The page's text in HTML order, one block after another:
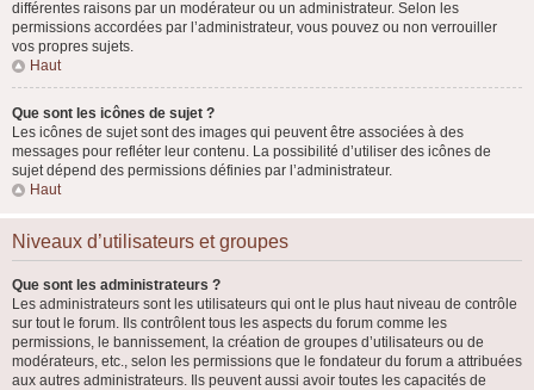
différentes raisons par un modérateur ou un administrateur. Selon les
permissions accordées par l’administrateur, vous pouvez ou non verrouiller
vos propres sujets.
Haut
Que sont les icônes de sujet ?
Les icônes de sujet sont des images qui peuvent être associées à des
messages pour refléter leur contenu. La possibilité d’utiliser des icônes de
sujet dépend des permissions définies par l’administrateur.
Haut
Niveaux d’utilisateurs et groupes
Que sont les administrateurs ?
Les administrateurs sont les utilisateurs qui ont le plus haut niveau de contrôle
sur tout le forum. Ils contrôlent tous les aspects du forum comme les
permissions, le bannissement, la création de groupes d’utilisateurs ou de
modérateurs, etc., selon les permissions que le fondateur du forum a attribuées
aux autres administrateurs. Ils peuvent aussi avoir toutes les capacités de